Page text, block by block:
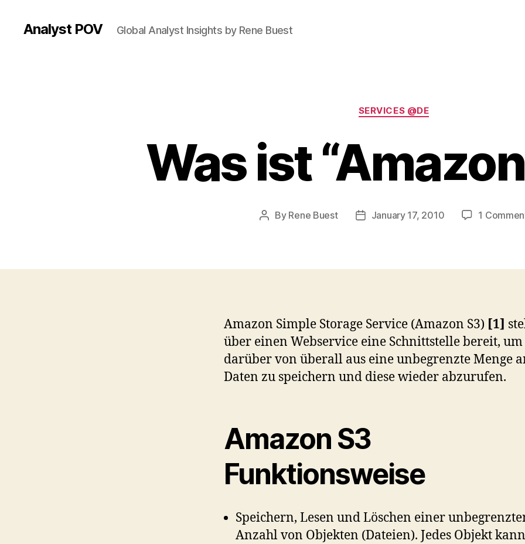
Analyst POV Global Analyst Insights by Rene Buest
Categories
SERVICES @DE
Was ist
Post
By Rene Buest
PostJanuary 17, 2010 1
Amazon Simple Storage Service (Amazon S3) [1]
über einen Webservice eine Schnittstelle bereit, um
darüber von überall aus eine unbegrenzte Menge
Daten zu speichern und diese wieder abzurufen.
Amazon S3
Funktionsweise
Speichern, Lesen und Löschen einer
Anzahl von Objekten (Dateien). Jedes Objekt